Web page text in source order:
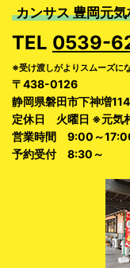
カンサス 豊岡元気
TEL 0539-
※受け渡しがよりスムーズに
〒438-0126
静岡県磐田市下神増
定休日 火曜日 ※元気
営業時間 9:00～
予約受付 8:30～